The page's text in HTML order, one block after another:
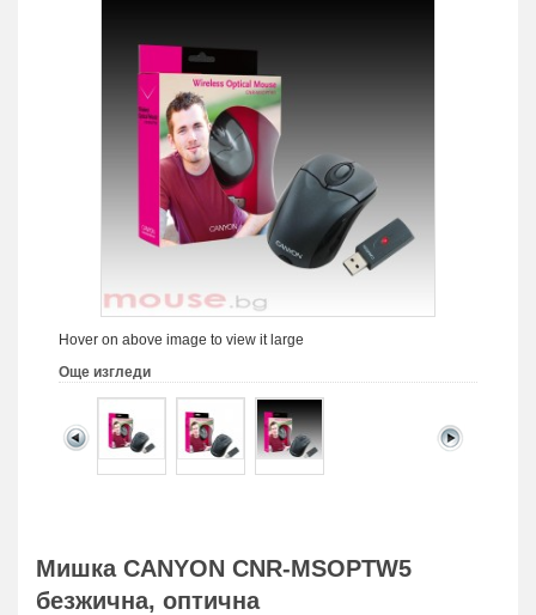
Hover on above image to view it large
Още изгледи
Мишка CANYON CNR-MSOPTW5
безжична, оптична